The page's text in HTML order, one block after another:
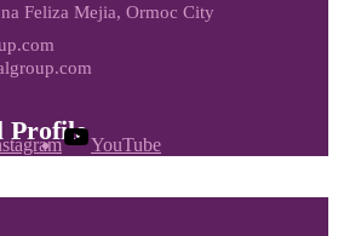
Feliza Mejia, Ormoc City
ProfileYouTube